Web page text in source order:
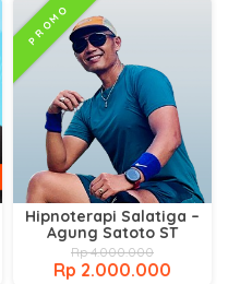
PROMO
Hipnoterapi Salatiga –
Agung Satoto ST
Rp 4.000.000
Rp 2.000.000